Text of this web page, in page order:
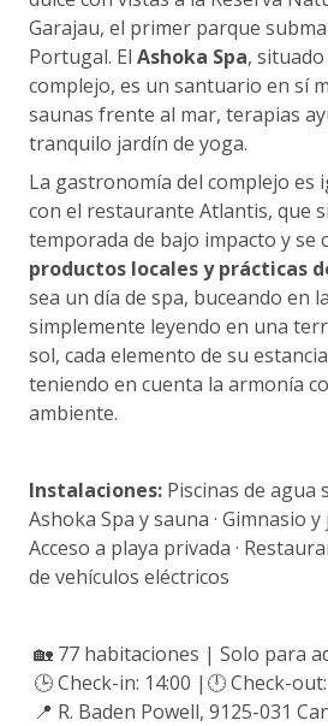
Garajau, el primer parque
Portugal. El Ashoka Spa,
complejo, es un santuario en sí
saunas frente al mar, terapias
tranquilo jardín de yoga.
La gastronomía del complejo es
con el restaurante Atlantis, que
temporada de bajo impacto y se
productos locales y prácticas
sea un día de spa, buceando en
simplemente leyendo en una
sol, cada elemento de su
teniendo en cuenta la armonía
ambiente.
Instalaciones: Piscinas de agua
Ashoka Spa y sauna · Gimnasio y
Acceso a playa privada ·
de vehículos eléctricos
🏡 77 habitaciones | Solo para
🕒 Check-in: 14:00 |🕛 Check-
📍 R. Baden Powell, 9125-031